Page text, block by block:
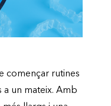
començar rutines
a un mateix. Amb